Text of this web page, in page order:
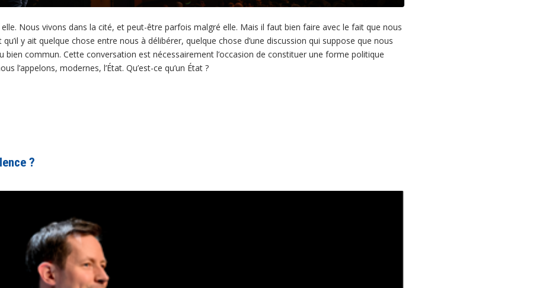
Nous vivons dans la cité, et peut-être parfois malgré elle. Mais il faut bien faire avec le fait que nous
y ait quelque chose entre nous à délibérer, quelque chose d’une discussion qui suppose que nous
bien commun. Cette conversation est nécessairement l’occasion de constituer une forme politique
l’appelons, modernes, l’État. Qu’est-ce qu’un État ?
?